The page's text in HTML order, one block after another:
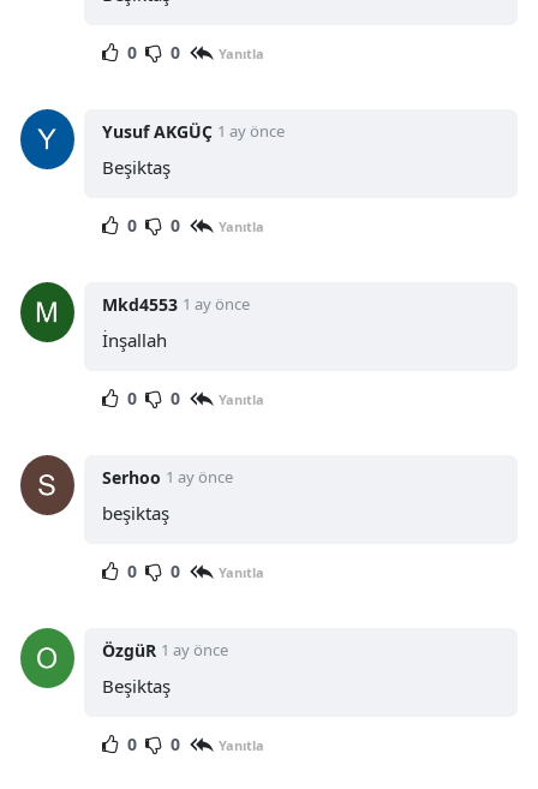
0 0 Yanıtla
Yusuf AKGÜÇ 1 ay önce
Beşiktaş
0 0 Yanıtla
Mkd4553 1 ay önce
İnşallah
0 0 Yanıtla
Serhoo 1 ay önce
beşiktaş
0 0 Yanıtla
ÖzgüR 1 ay önce
Beşiktaş
0 0 Yanıtla